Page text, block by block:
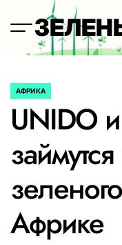
содержимому
ОПУБЛИКОВАНО
АФРИКА
UNIDO
Африке